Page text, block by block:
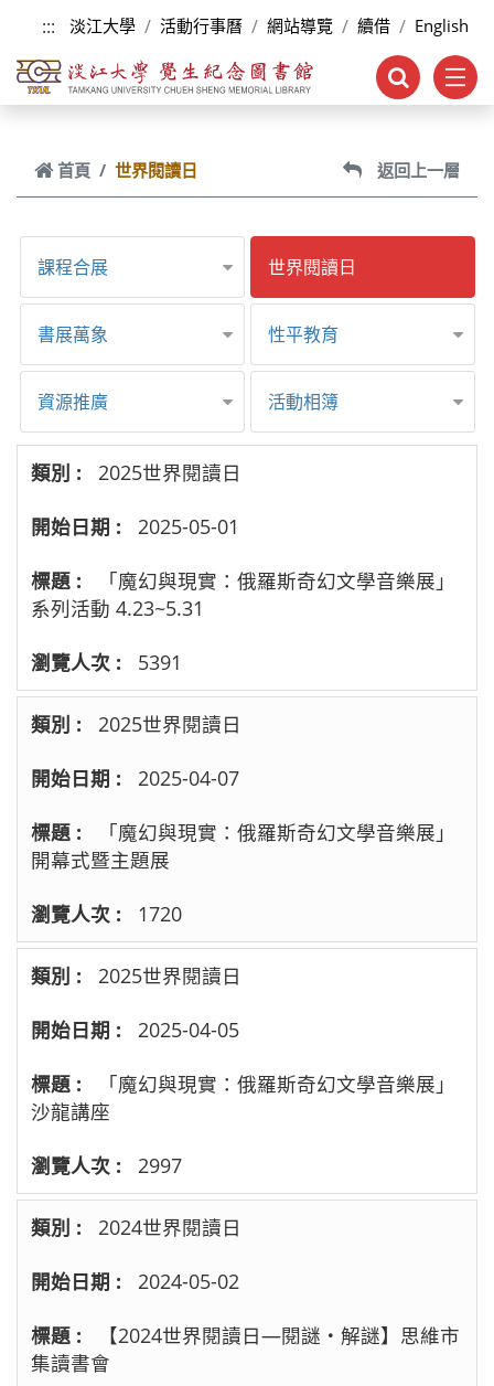
跳到主要內容
::: 淡江大學 活動行事曆 網站導覽 續借 English
首頁 世界閱讀日 返回上一層
課程合展 世界閱讀日
書展萬象 性平教育
資源推廣 活動相簿
2025世界閱讀日
2025-05-01
「魔幻與現實：俄羅斯奇幻文學音樂展​」
系列活動 4.23~5.31
5391
2025世界閱讀日
2025-04-07
「魔幻與現實：俄羅斯奇幻文學音樂展​」
開幕式暨主題展
1720
2025世界閱讀日
2025-04-05
「魔幻與現實：俄羅斯奇幻文學音樂展​」
沙龍講座
2997
2024世界閱讀日
2024-05-02
【2024世界閱讀日—閱謎‧解謎】思維市
集讀書會